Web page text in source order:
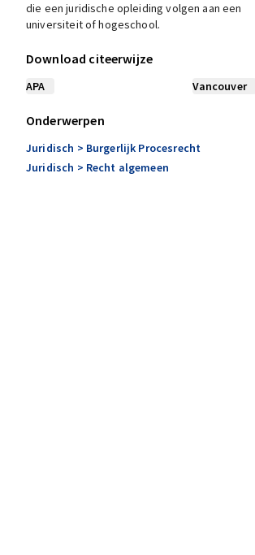
die een juridische opleiding volgen aan een
universiteit of hogeschool.
Download citeerwijze
APA Vancouver
Onderwerpen
Juridisch > Burgerlijk Procesrecht
Juridisch > Recht algemeen